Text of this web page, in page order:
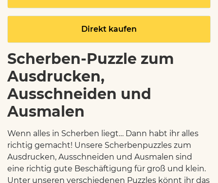
Direkt kaufen
Scherben-Puzzle zum
Ausdrucken,
Ausschneiden und
Ausmalen
Wenn alles in Scherben liegt… Dann habt ihr alles
richtig gemacht! Unsere Scherbenpuzzles zum
Ausdrucken, Ausschneiden und Ausmalen sind
eine richtig gute Beschäftigung für groß und klein.
Unter unseren verschiedenen Puzzles könnt ihr das